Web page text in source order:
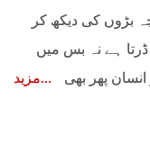
بڑوں کی دیکھ کر
ڈرتا ہے نہ بس میں
پھر بھی
مزید